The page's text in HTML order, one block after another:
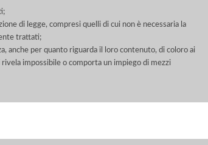
di legge, compresi quelli di cui non è necessaria la
trattati;
anche per quanto riguarda il loro contenuto, di coloro ai
impossibile o comporta un impiego di mezzi